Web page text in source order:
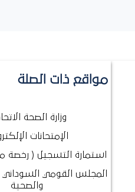
مواقع ذات الصلة
وزارة الصحة
الإمتحانات
استمارة التسجيل ( رخصة
المجلس القومي السوداني
والصحية